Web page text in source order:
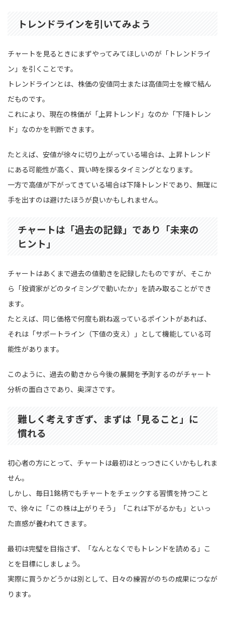
トレンドラインを引いてみよう
チャートを見るときにまずやってみてほしいのが「トレンドライ
ン」を引くことです。
トレンドラインとは、株価の安値同士または高値同士を線で結ん
だものです。
これにより、現在の株価が「上昇トレンド」なのか「下降トレン
ド」なのかを判断できます。
たとえば、安値が徐々に切り上がっている場合は、上昇トレンド
にある可能性が高く、買い時を探るタイミングとなります。
一方で高値が下がってきている場合は下降トレンドであり、無理に
手を出すのは避けたほうが良いかもしれません。
チャートは「過去の記録」であり「未来の
ヒント」
チャートはあくまで過去の値動きを記録したものですが、そこか
ら「投資家がどのタイミングで動いたか」を読み取ることができ
ます。
たとえば、同じ価格で何度も跳ね返っているポイントがあれば、
それは「サポートライン（下値の支え）」として機能している可
能性があります。
このように、過去の動きから今後の展開を予測するのがチャート
分析の面白さであり、奥深さです。
難しく考えすぎず、まずは「見ること」に
慣れる
初心者の方にとって、チャートは最初はとっつきにくいかもしれま
せん。
しかし、毎日1銘柄でもチャートをチェックする習慣を持つこと
で、徐々に「この株は上がりそう」「これは下がるかも」といっ
た直感が養われてきます。
最初は完璧を目指さず、「なんとなくでもトレンドを読める」こ
とを目標にしましょう。
実際に買うかどうかは別として、日々の練習がのちの成果につなが
ります。